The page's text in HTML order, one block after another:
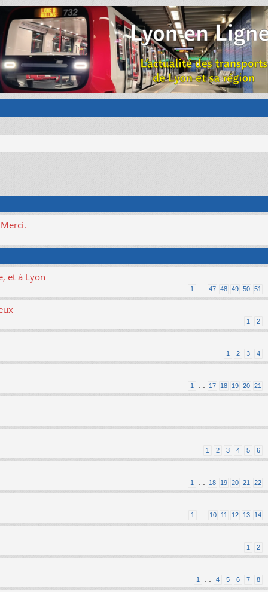
et à Lyon
1 47 48 49 50 51
1 2
1 2 3 4
1 17 18 19 20 21
1 2 3 4 5 6
1 18 19 20 21 22
1 10 11 12 13 14
1 2
1 4 5 6 7 8